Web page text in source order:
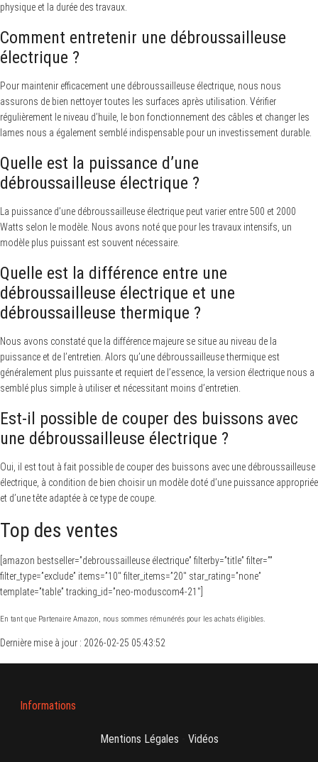
physique et la durée des travaux.
Comment entretenir une débroussailleuse
électrique ?
Pour maintenir efficacement une débroussailleuse électrique, nous nous
assurons de bien nettoyer toutes les surfaces après utilisation. Vérifier
régulièrement le niveau d’huile, le bon fonctionnement des câbles et changer les
lames nous a également semblé indispensable pour un investissement durable.
Quelle est la puissance d’une
débroussailleuse électrique ?
La puissance d’une débroussailleuse électrique peut varier entre 500 et 2000
Watts selon le modèle. Nous avons noté que pour les travaux intensifs, un
modèle plus puissant est souvent nécessaire.
Quelle est la différence entre une
débroussailleuse électrique et une
débroussailleuse thermique ?
Nous avons constaté que la différence majeure se situe au niveau de la
puissance et de l’entretien. Alors qu’une débroussailleuse thermique est
généralement plus puissante et requiert de l’essence, la version électrique nous a
semblé plus simple à utiliser et nécessitant moins d’entretien.
Est-il possible de couper des buissons avec
une débroussailleuse électrique ?
Oui, il est tout à fait possible de couper des buissons avec une débroussailleuse
électrique, à condition de bien choisir un modèle doté d’une puissance appropriée
et d’une tête adaptée à ce type de coupe.
Top des ventes
[amazon bestseller=”debroussailleuse électrique” filterby=”title” filter=””
filter_type=”exclude” items=”10″ filter_items=”20″ star_rating=”none”
template=”table” tracking_id=”neo-moduscom4-21″]
En tant que Partenaire Amazon, nous sommes rémunérés pour les achats éligibles.
Dernière mise à jour : 2026-02-25 05:43:52
Informations
Mentions Légales Vidéos